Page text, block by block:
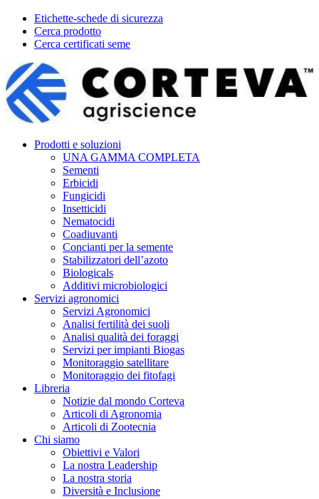
Etichette-schede di sicurezza
Cerca prodotto
Cerca certificati seme
Prodotti e soluzioni
UNA GAMMA COMPLETA
Sementi
Erbicidi
Fungicidi
Insetticidi
Nematocidi
Coadiuvanti
Concianti per la semente
Stabilizzatori dell’azoto
Biologicals
Additivi microbiologici
Servizi agronomici
Servizi Agronomici
Analisi fertilità dei suoli
Analisi qualità dei foraggi
Servizi per impianti Biogas
Monitoraggio satellitare
Monitoraggio dei fitofagi
Libreria
Notizie dal mondo Corteva
Articoli di Agronomia
Articoli di Zootecnia
Chi siamo
Obiettivi e Valori
La nostra Leadership
La nostra storia
Diversità e Inclusione